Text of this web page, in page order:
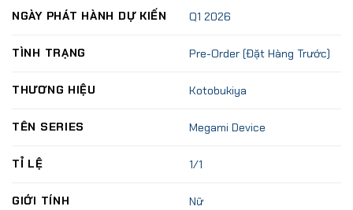
NGÀY PHÁT HÀNH DỰ KIẾN Q1 2026
TÌNH TRẠNG Pre-Order (Đặt Hàng Trước)
THƯƠNG HIỆU Kotobukiya
TÊN SERIES Megami Device
TỈ LỆ 1/1
GIỚI TÍNH Nữ